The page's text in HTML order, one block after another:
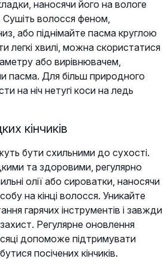
наносячи його на вологе
Сушіть волосся феном,
або піднімайте пасма круглою
легкі хвилі, можна скористатися
або вирівнювачем,
пасма. Для більш природного
на ніч нетугі коси на ледь
кінчиків
бути схильними до сухості.
та здоровими, регулярно
олії або сироватки, наносячи
на кінці волосся. Уникайте
гарячих інструментів і завжди
Регулярне оновлення
допоможе підтримувати
посічених кінчиків.